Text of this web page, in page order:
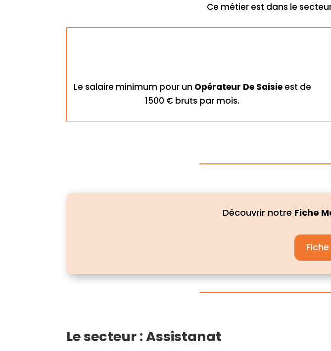
Ce métier est dans le
Le salaire minimum pour un Opérateur De Saisieest de
1500 € bruts par mois.
Découvrir notre Fiche
Le secteur : Assistanat